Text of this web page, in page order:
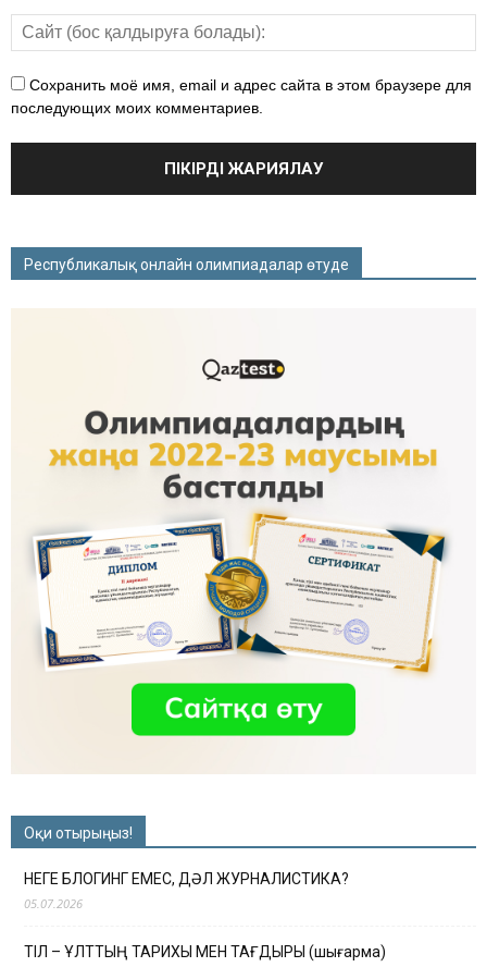
Сохранить моё имя, email и адрес сайта в этом браузере для
последующих моих комментариев.
Республикалық онлайн олимпиадалар өтуде
Оқи отырыңыз!
НЕГЕ БЛОГИНГ ЕМЕС, ДӘЛ ЖУРНАЛИСТИКА?
05.07.2026
ТІЛ – ҰЛТТЫҢ ТАРИХЫ МЕН ТАҒДЫРЫ (шығарма)